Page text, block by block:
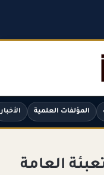
المؤلفات العلمية الأخبار
العامة